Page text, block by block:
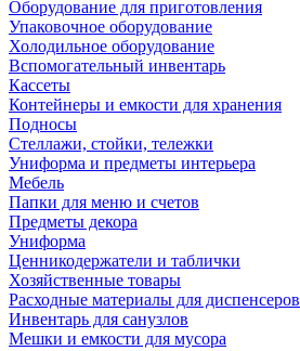
Оборудование для приготовления
Упаковочное оборудование
Холодильное оборудование
Вспомогательный инвентарь
Кассеты
Контейнеры и емкости для хранения
Подносы
Стеллажи, стойки, тележки
Униформа и предметы интерьера
Мебель
Папки для меню и счетов
Предметы декора
Униформа
Ценникодержатели и таблички
Хозяйственные товары
Расходные материалы для диспенсеров
Инвентарь для санузлов
Мешки и емкости для мусора